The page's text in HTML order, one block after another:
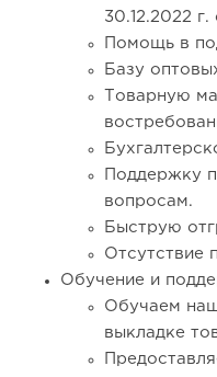
30.12.2022
Помощь в
Базу
Товарную
Поддержку
вопросам.
Быструю
Отсутствие
Обучение и
Обучаем
выкладке